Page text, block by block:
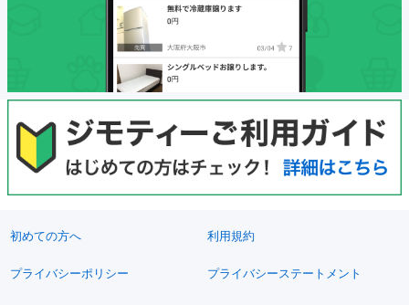
初めての方へ 利用規約
プライバシーポリシー プライバシーステートメント